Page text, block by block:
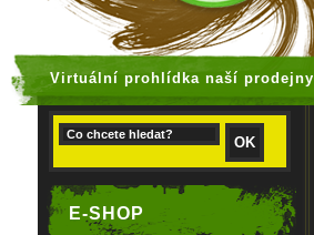
Virtuální prohlídka naší prodejny
E-SHOP